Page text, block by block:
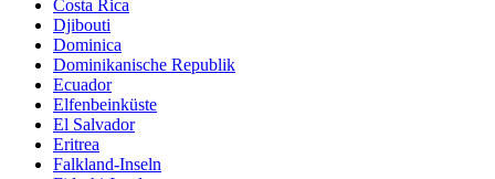
Costa Rica
Djibouti
Dominica
Dominikanische Republik
Ecuador
Elfenbeinküste
El Salvador
Eritrea
Falkland-Inseln